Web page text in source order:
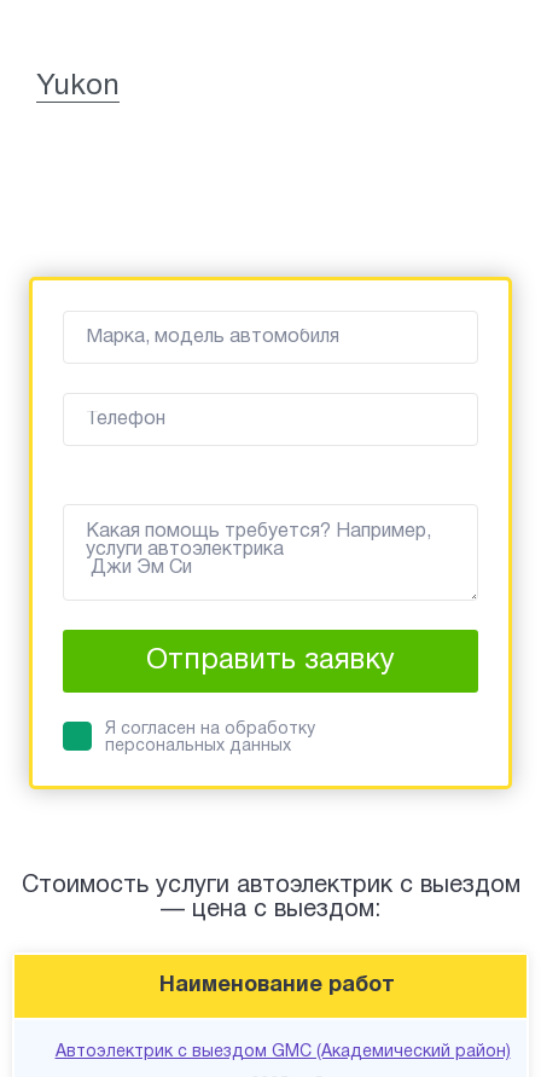
Yukon
Отправить заявку
Я согласен на обработку
персональных данных
Стоимость услуги автоэлектрик с выездом
— цена с выездом:
Наименование работ
Автоэлектрик с выездом GMC (Академический район)